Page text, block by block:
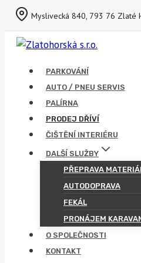
Přeskočit
obsah
Myslivecká 840, 793 76 Zlaté
PARKOVÁNÍ
AUTO / PNEU SERVIS
PALÍRNA
PRODEJ DŘÍVÍ
ČIŠTĚNÍ INTERIÉRU
DALŠÍ SLUŽBY
PŘEPRAVA
AUTODOPRAVA
FEKÁL
PRONÁJEM
O SPOLEČNOSTI
KONTAKT